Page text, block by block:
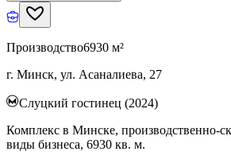
Производство6930 м²
г. Минск, ул. Асаналиева, 27
Слуцкий гостинец (2024)
Комплекс в Минске, производственно-
виды бизнеса, 6930 кв. м.